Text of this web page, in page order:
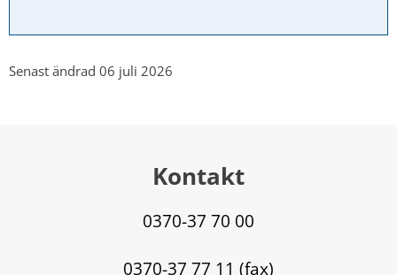
Senast ändrad 06 juli 2026
Kontakt
0370-37 70 00
0370-37 77 11 (fax)